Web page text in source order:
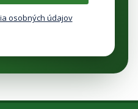
osobných údajov